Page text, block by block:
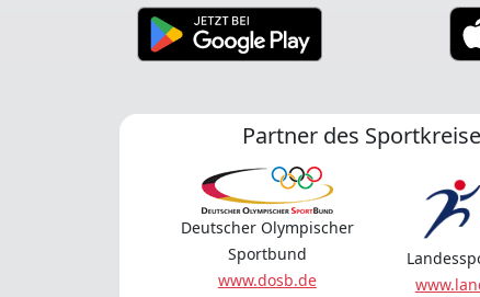
Partner des
Deutscher Olympischer
Sportbund
www.dosb.de